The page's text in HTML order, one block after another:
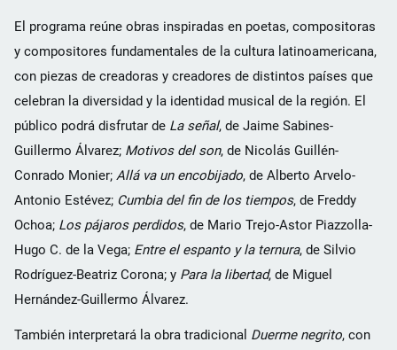
El programa reúne obras inspiradas en poetas, compositoras
y compositores fundamentales de la cultura latinoamericana,
con piezas de creadoras y creadores de distintos países que
celebran la diversidad y la identidad musical de la región. El
público podrá disfrutar de La señal, de Jaime Sabines-
Guillermo Álvarez; Motivos del son, de Nicolás Guillén-
Conrado Monier; Allá va un encobijado, de Alberto Arvelo-
Antonio Estévez; Cumbia del fin de los tiempos, de Freddy
Ochoa; Los pájaros perdidos, de Mario Trejo-Astor Piazzolla-
Hugo C. de la Vega; Entre el espanto y la ternura, de Silvio
Rodríguez-Beatriz Corona; y Para la libertad, de Miguel
Hernández-Guillermo Álvarez.
También interpretará la obra tradicional Duerme negrito, con